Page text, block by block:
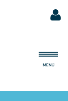
MENÚ